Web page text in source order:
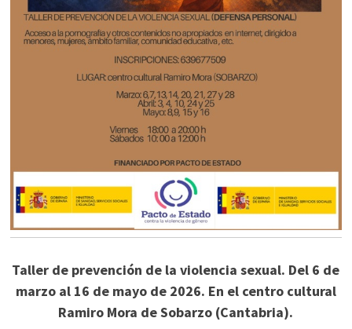
Taller de prevención de la violencia sexual. Del 6 de
marzo al 16 de mayo de 2026. En el centro cultural
Ramiro Mora de Sobarzo (Cantabria).